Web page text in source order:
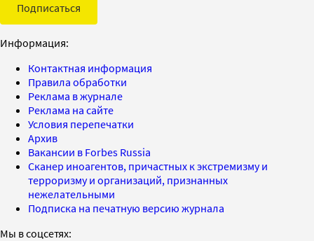
Подписаться
Информация:
Контактная информация
Правила обработки
Реклама в журнале
Реклама на сайте
Условия перепечатки
Архив
Вакансии в Forbes Russia
Сканер иноагентов, причастных к экстремизму и
терроризму и организаций, признанных
нежелательными
Подписка на печатную версию журнала
Мы в соцсетях: